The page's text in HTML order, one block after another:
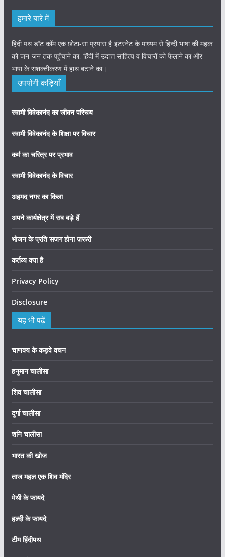
हमारे बारे में
हिंदी पथ डॉट कॉम एक छोटा-सा प्रयास है इंटरनेट के माध्यम से हिन्दी भाषा की महक
को जन-जन तक पहुँचाने का, हिंदी में उदात्त साहित्य व विचारों को फैलाने का और
भाषा के सशक्तीकरण में हाथ बटाने का।
उपयोगी कड़ियाँ
स्वामी विवेकानंद का जीवन परिचय
स्वामी विवेकानंद के शिक्षा पर विचार
कर्म का चरित्र पर प्रभाव
स्वामी विवेकानंद के विचार
अहमद नगर का किला
अपने कार्यक्षेत्र में सब बड़े हैं
भोजन के प्रति सजग होना ज़रूरी
कर्तव्य क्या है
Privacy Policy
Disclosure
यह भी पढ़ें
चाणक्य के कड़वे वचन
हनुमान चालीसा
शिव चालीसा
दुर्गा चालीसा
शनि चालीसा
भारत की खोज
ताज महल एक शिव मंदिर
मेथी के फायदे
हल्दी के फायदे
टीम हिंदीपथ